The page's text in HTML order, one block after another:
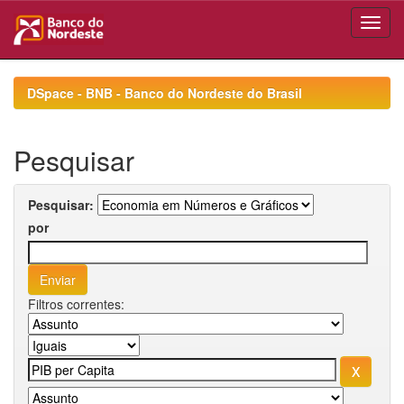
navigationDSpace - BNB - Banco do Nordeste do Brasil
Pesquisar
Pesquisar:
por
Filtros correntes: